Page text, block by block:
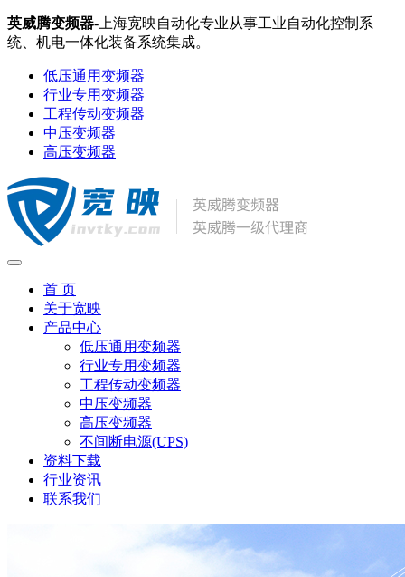
英威腾变频器-上海宽映自动化专业从事工业自动化控制系
统、机电一体化装备系统集成。
低压通用变频器
行业专用变频器
工程传动变频器
中压变频器
高压变频器
首 页
关于宽映
产品中心
低压通用变频器
行业专用变频器
工程传动变频器
中压变频器
高压变频器
不间断电源(UPS)
资料下载
行业资讯
联系我们